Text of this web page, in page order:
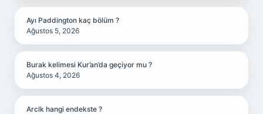
Ayı Paddington kaç bölüm ?
Ağustos 5, 2026
Burak kelimesi Kur’an’da geçiyor mu ?
Ağustos 4, 2026
Arclk hangi endekste ?